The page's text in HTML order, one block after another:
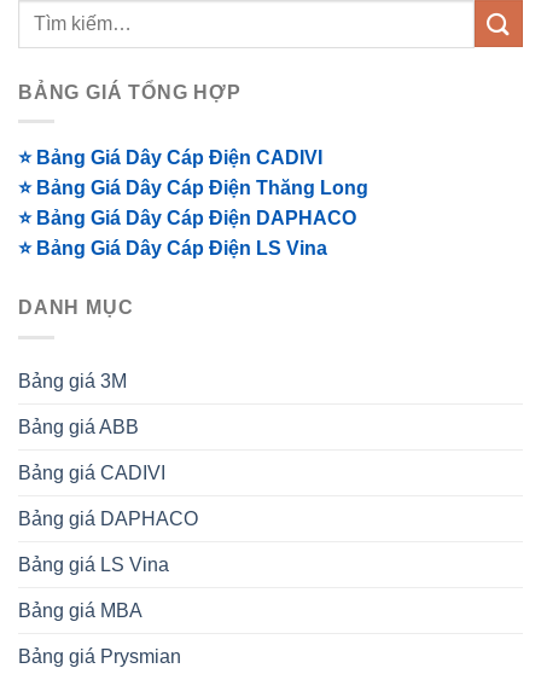
BẢNG GIÁ TỔNG HỢP
⭐ Bảng Giá Dây Cáp Điện CADIVI
⭐ Bảng Giá Dây Cáp Điện Thăng Long
⭐ Bảng Giá Dây Cáp Điện DAPHACO
⭐ Bảng Giá Dây Cáp Điện LS Vina
DANH MỤC
Bảng giá 3M
Bảng giá ABB
Bảng giá CADIVI
Bảng giá DAPHACO
Bảng giá LS Vina
Bảng giá MBA
Bảng giá Prysmian